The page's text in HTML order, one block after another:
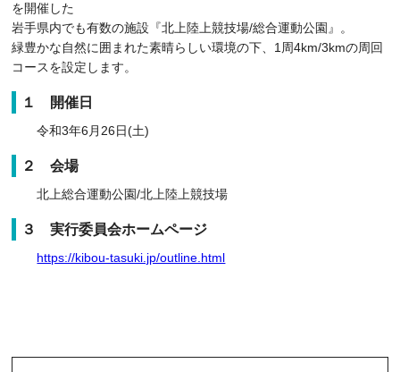
を開催した
岩手県内でも有数の施設『北上陸上競技場/総合運動公園』。
緑豊かな自然に囲まれた素晴らしい環境の下、1周4km/3kmの周回
コースを設定します。
１ 開催日
令和3年6月26日(土)
２ 会場
北上総合運動公園/北上陸上競技場
３ 実行委員会ホームページ
https://kibou-tasuki.jp/outline.html